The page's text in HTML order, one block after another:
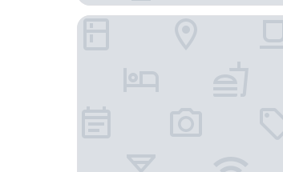
Klippen - Skt. Jørgens Gaard